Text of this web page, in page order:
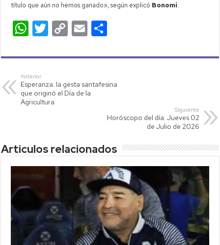
título que aún no hemos ganado», según explicó Bonomi.
W
at
s
A
p
T
tt
C
p
Li
E
ail m
ar
Anterior
Esperanza: la gesta santafesina
que originó el Día de la
Agricultura
Siguiente
Horóscopo del día: Jueves 02
de Julio de 2026
Articulos relacionados